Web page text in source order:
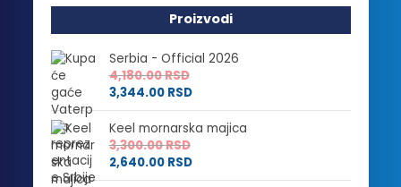
Proizvodi
Serbia - Official 2026
4,180.00RSD
3,344.00 RSD
Keel mornarska majica
3,300.00RSD
2,640.00 RSD